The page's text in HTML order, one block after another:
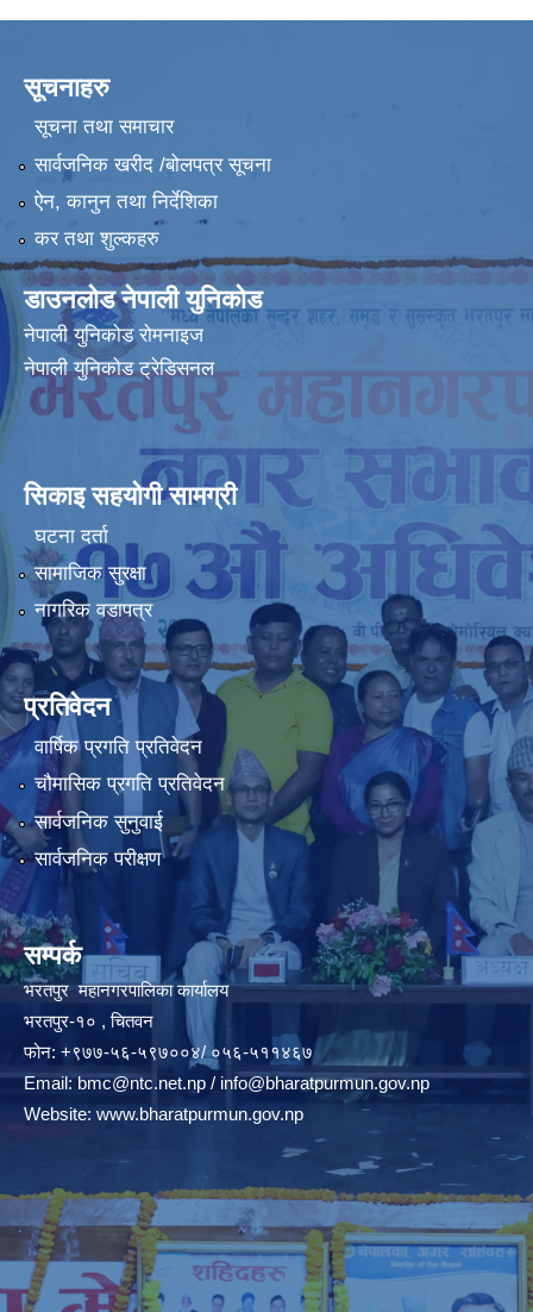
सूचनाहरु
सूचना तथा समाचार
सार्वजनिक खरीद /बोलपत्र सूचना
ऐन, कानुन तथा निर्देशिका
कर तथा शुल्कहरु
डाउनलोड नेपाली युनिकोड
नेपाली युनिकोड रोमनाइज
नेपाली युनिकोड ट्रेडिसनल
सिकाइ सहयोगी सामग्री
घटना दर्ता
सामाजिक सुरक्षा
नागरिक वडापत्र
प्रतिवेदन
वार्षिक प्रगति प्रतिवेदन
चौमासिक प्रगति प्रतिवेदन
सार्वजनिक सुनुवाई
सार्वजनिक परीक्षण
सम्पर्क
भरतपुर महानगरपालिका कार्यालय
भरतपुर-१० , चितवन
फोन: +९७७-५६-५९७००४/ ०५६-५११४६७
Email:bmc@ntc.net.np / info@bharatpurmun.gov.np
Website: www.bharatpurmun.gov.np